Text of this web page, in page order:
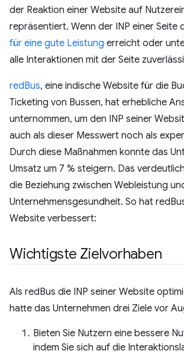
der Reaktion einer Website auf
repräsentiert. Wenn der INP einer Seite
für eine gute Leistung erreicht oder
alle Interaktionen mit der Seite
redBus, eine indische Website für die
Ticketing von Bussen, hat erhebliche
unternommen, um den INP seiner
auch als dieser Messwert noch als
Durch diese Maßnahmen konnte das
Umsatz um 7 % steigern. Das
die Beziehung zwischen Webleistung
Unternehmensgesundheit. So hat
Website verbessert:
Wichtigste Zielvorhaben
Als redBus die INP seiner Website
hatte das Unternehmen drei Ziele vor
Bieten Sie Nutzern eine bessere
indem Sie sich auf die